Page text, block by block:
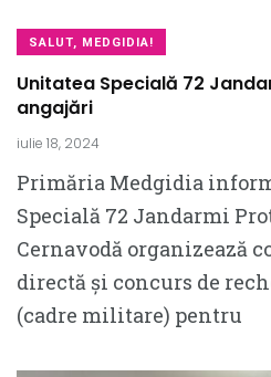
SALUT, MEDGIDIA!
Unitatea Specială 72
angajări
iulie 18, 2024
Primăria Medgidia
Specială 72 Jandarmi
Cernavodă organizează
directă și concurs de
(cadre militare) pentru